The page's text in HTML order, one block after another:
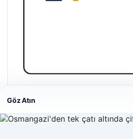
Enes Kaplan Avukatlık Bürosu
Göz Atın